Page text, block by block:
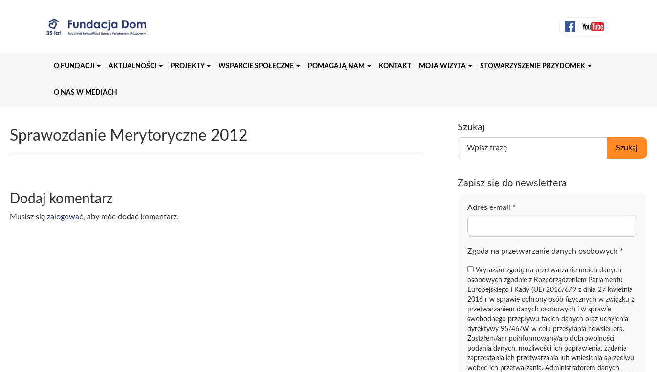
O FUNDACJI AKTUALNOŚCI PROJEKTY WSPARCIE SPOŁECZNE POMAGAJĄ NAM KONTAKT MOJA WIZYTA STOWARZYSZENIE PRZYDOMEK
O NAS W MEDIACH
Sprawozdanie Merytoryczne 2012
Dodaj komentarz
Musisz się zalogować, aby móc dodać komentarz.
Szukaj
W
z
Szukaj
Zapisz się do newslettera
Adres e-mail *
Zgoda na przetwarzanie danych osobowych *
Wyrażam zgodę na przetwarzanie moich danych
osobowych zgodnie z Rozporządzeniem Parlamentu
Europejskiego i Rady (UE) 2016/679 z dnia 27 kwietnia
2016 r w sprawie ochrony osób fizycznych w związku z
przetwarzaniem danych osobowych i w sprawie
swobodnego przepływu takich danych oraz uchylenia
dyrektywy 95/46/W w celu przesyłania newslettera.
Zostałem/am poinformowany/a o dobrowolności
podania danych, możliwości ich poprawienia, żądania
zaprzestania ich przetwarzania lub wniesienia sprzeciwu
wobec ich przetwarzania. Administratorem danych